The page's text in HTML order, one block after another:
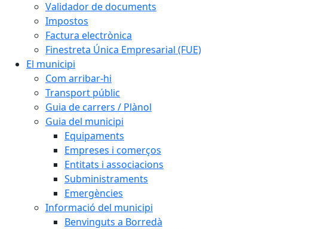
Validador de documents
Impostos
Factura electrònica
Finestreta Única Empresarial (FUE)
El municipi
Com arribar-hi
Transport públic
Guia de carrers / Plànol
Guia del municipi
Equipaments
Empreses i comerços
Entitats i associacions
Subministraments
Emergències
Informació del municipi
Benvinguts a Borredà